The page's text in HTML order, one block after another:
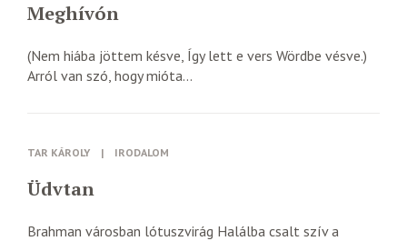
Meghívón
(Nem hiába jöttem késve, Így lett e vers Wördbe vésve.)
Arról van szó, hogy mióta...
TAR KÁROLY | IRODALOM
Üdvtan
Brahman városban lótuszvirág Halálba csalt szív a